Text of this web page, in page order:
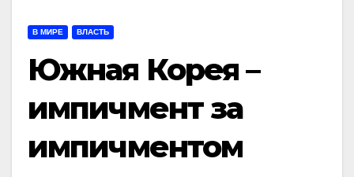
В МИРЕ ВЛАСТЬ
Южная Корея –
импичмент за
импичментом